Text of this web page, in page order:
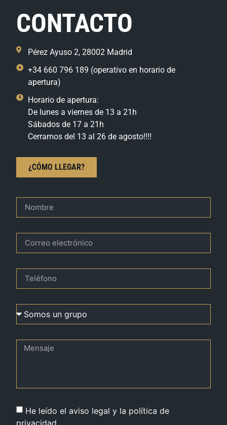
CONTACTO
Pérez Ayuso 2, 28002 Madrid
+34 660 796 189 (operativo en horario de
apertura)
Horario de apertura:
De lunes a viernes de 13 a 21h
Sábados de 17 a 21h
Cerramos del 13 al 26 de agosto!!!!
¿CÓMO LLEGAR?
He leído el aviso legal y la política de
privacidad